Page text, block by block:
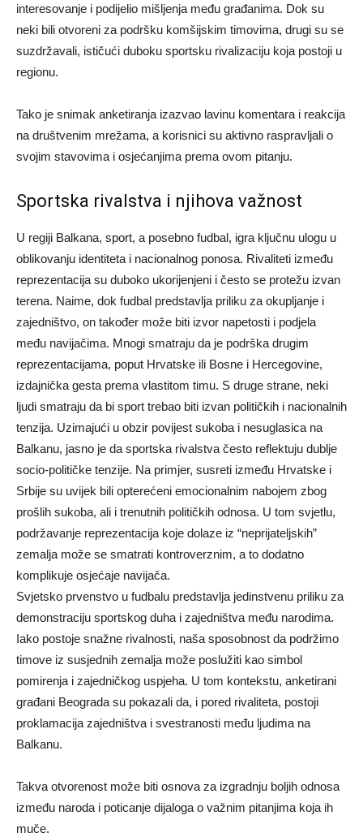
interesovanje i podijelio mišljenja među građanima. Dok su
neki bili otvoreni za podršku komšijskim timovima, drugi su se
suzdržavali, ističući duboku sportsku rivalizaciju koja postoji u
regionu.
Tako je snimak anketiranja izazvao lavinu komentara i reakcija
na društvenim mrežama, a korisnici su aktivno raspravljali o
svojim stavovima i osjećanjima prema ovom pitanju.
Sportska rivalstva i njihova važnost
U regiji Balkana, sport, a posebno fudbal, igra ključnu ulogu u
oblikovanju identiteta i nacionalnog ponosa. Rivaliteti između
reprezentacija su duboko ukorijenjeni i često se protežu izvan
terena. Naime, dok fudbal predstavlja priliku za okupljanje i
zajedništvo, on također može biti izvor napetosti i podjela
među navijačima. Mnogi smatraju da je podrška drugim
reprezentacijama, poput Hrvatske ili Bosne i Hercegovine,
izdajnička gesta prema vlastitom timu. S druge strane, neki
ljudi smatraju da bi sport trebao biti izvan političkih i nacionalnih
tenzija. Uzimajući u obzir povijest sukoba i nesuglasica na
Balkanu, jasno je da sportska rivalstva često reflektuju dublje
socio-političke tenzije. Na primjer, susreti između Hrvatske i
Srbije su uvijek bili opterećeni emocionalnim nabojem zbog
prošlih sukoba, ali i trenutnih političkih odnosa. U tom svjetlu,
podržavanje reprezentacija koje dolaze iz “neprijateljskih”
zemalja može se smatrati kontroverznim, a to dodatno
komplikuje osjećaje navijača.
Svjetsko prvenstvo u fudbalu predstavlja jedinstvenu priliku za
demonstraciju sportskog duha i zajedništva među narodima.
Iako postoje snažne rivalnosti, naša sposobnost da podržimo
timove iz susjednih zemalja može poslužiti kao simbol
pomirenja i zajedničkog uspjeha. U tom kontekstu, anketirani
građani Beograda su pokazali da, i pored rivaliteta, postoji
proklamacija zajedništva i svestranosti među ljudima na
Balkanu.
Takva otvorenost može biti osnova za izgradnju boljih odnosa
između naroda i poticanje dijaloga o važnim pitanjima koja ih
muče.